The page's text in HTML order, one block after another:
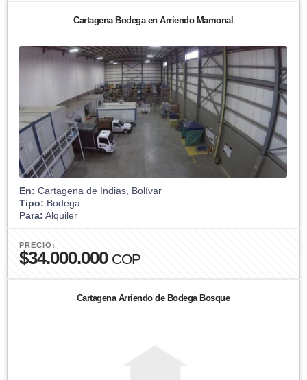
Cartagena Bodega en Arriendo Mamonal
En: Cartagena de Indias, Bolívar
Tipo: Bodega
Para: Alquiler
PRECIO:
$34.000.000 COP
Cartagena Arriendo de Bodega Bosque